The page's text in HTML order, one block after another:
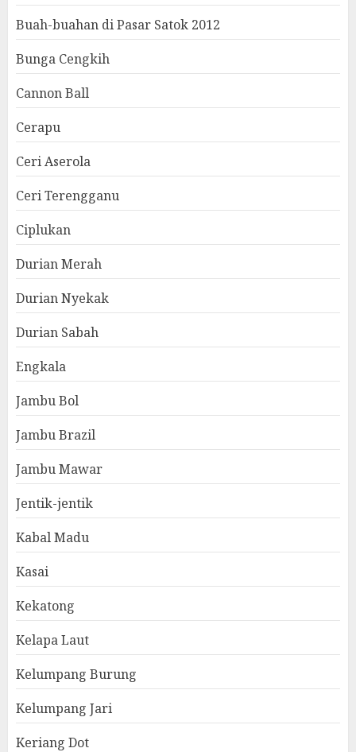
Buah-buahan di Pasar Satok 2012
Bunga Cengkih
Cannon Ball
Cerapu
Ceri Aserola
Ceri Terengganu
Ciplukan
Durian Merah
Durian Nyekak
Durian Sabah
Engkala
Jambu Bol
Jambu Brazil
Jambu Mawar
Jentik-jentik
Kabal Madu
Kasai
Kekatong
Kelapa Laut
Kelumpang Burung
Kelumpang Jari
Keriang Dot